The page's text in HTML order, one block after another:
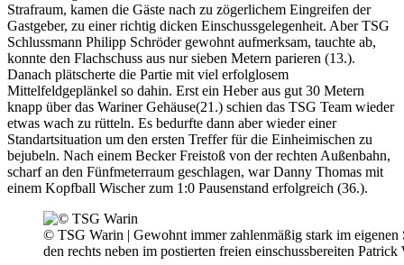
Strafraum, kamen die Gäste nach zu zögerlichem Eingreifen der
Gastgeber, zu einer richtig dicken Einschussgelegenheit. Aber TSG
Schlussmann Philipp Schröder gewohnt aufmerksam, tauchte ab,
konnte den Flachschuss aus nur sieben Metern parieren (13.).
Danach plätscherte die Partie mit viel erfolglosem
Mittelfeldgeplänkel so dahin. Erst ein Heber aus gut 30 Metern
knapp über das Wariner Gehäuse(21.) schien das TSG Team wieder
etwas wach zu rütteln. Es bedurfte dann aber wieder einer
Standartsituation um den ersten Treffer für die Einheimischen zu
bejubeln. Nach einem Becker Freistoß von der rechten Außenbahn,
scharf an den Fünfmeterraum geschlagen, war Danny Thomas mit
einem Kopfball Wischer zum 1:0 Pausenstand erfolgreich (36.).
© TSG Warin | Gewohnt immer zahlenmäßig stark im
den rechts neben im postierten freien einschussbereiten